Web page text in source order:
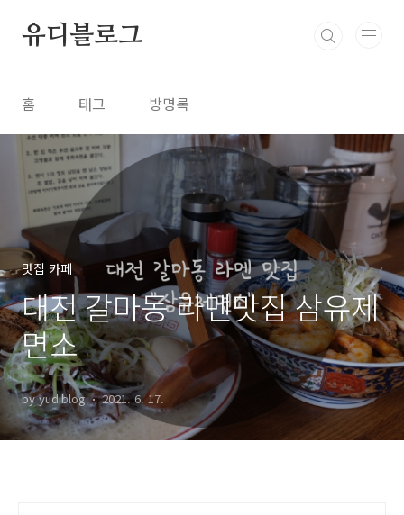
유디블로그
홈 태그 방명록
맛집 카페
대전 갈마동 라멘맛집 삼유제
면소
by yudiblog 2021. 6. 17.